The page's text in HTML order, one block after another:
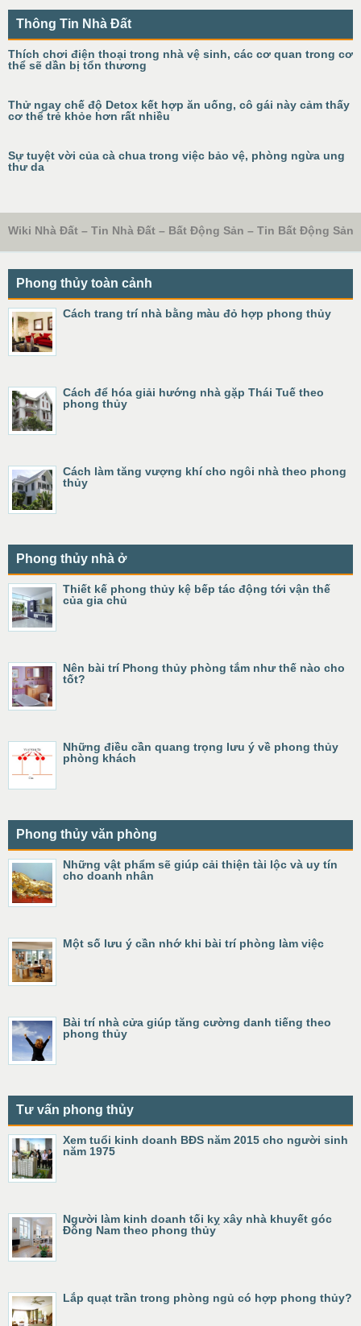
Thông Tin Nhà Đất
Thích chơi điện thoại trong nhà vệ sinh, các cơ quan trong cơ
thể sẽ dần bị tổn thương
Thử ngay chế độ Detox kết hợp ăn uống, cô gái này cảm thấy
cơ thể trẻ khỏe hơn rất nhiều
Sự tuyệt vời của cà chua trong việc bảo vệ, phòng ngừa ung
thư da
Wiki Nhà Đất – Tin Nhà Đất – Bất Động Sản – Tin Bất Động Sản
Phong thủy toàn cảnh
Cách trang trí nhà bằng màu đỏ hợp phong thủy
Cách để hóa giải hướng nhà gặp Thái Tuế theo
phong thủy
Cách làm tăng vượng khí cho ngôi nhà theo phong
thủy
Phong thủy nhà ở
Thiết kế phong thủy kệ bếp tác động tới vận thế
của gia chủ
Nên bài trí Phong thủy phòng tắm như thế nào cho
tốt?
Những điều cần quang trọng lưu ý về phong thủy
phòng khách
Phong thủy văn phòng
Những vật phẩm sẽ giúp cải thiện tài lộc và uy tín
cho doanh nhân
Một số lưu ý cần nhớ khi bài trí phòng làm việc
Bài trí nhà cửa giúp tăng cường danh tiếng theo
phong thủy
Tư vấn phong thủy
Xem tuổi kinh doanh BĐS năm 2015 cho người sinh
năm 1975
Người làm kinh doanh tối kỵ xây nhà khuyết góc
Đông Nam theo phong thủy
Lắp quạt trần trong phòng ngủ có hợp phong thủy?